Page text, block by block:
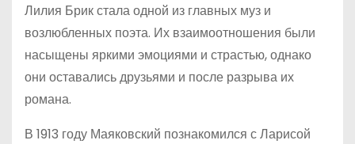
Лилия Брик стала одной из главных муз и
возлюбленных поэта. Их взаимоотношения были
насыщены яркими эмоциями и страстью, однако
они оставались друзьями и после разрыва их
романа.
В 1913 году Маяковский познакомился с Ларисой